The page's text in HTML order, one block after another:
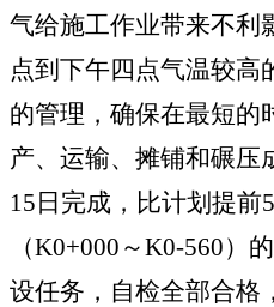
气给施工作业带来不利
点到下午四点气温较高
的管理，确保在最短的
产、运输、摊铺和碾压
15 日完成，比计划提前5
（K0+000 ～K0-560）
设任务，自检全部合格